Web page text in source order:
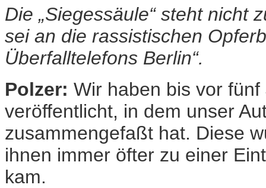
Die „Siegessäule“ steht nicht
sei an die rassistischen
Überfalltelefons Berlin“.
Polzer: Wir haben bis vor fünf
veröffentlicht, in dem unser
zusammengefaßt hat. Diese
ihnen immer öfter zu einer
kam.